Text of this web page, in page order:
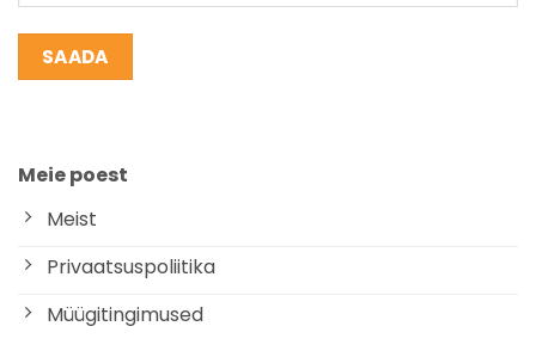
Meie poest
Meist
Privaatsuspoliitika
Müügitingimused